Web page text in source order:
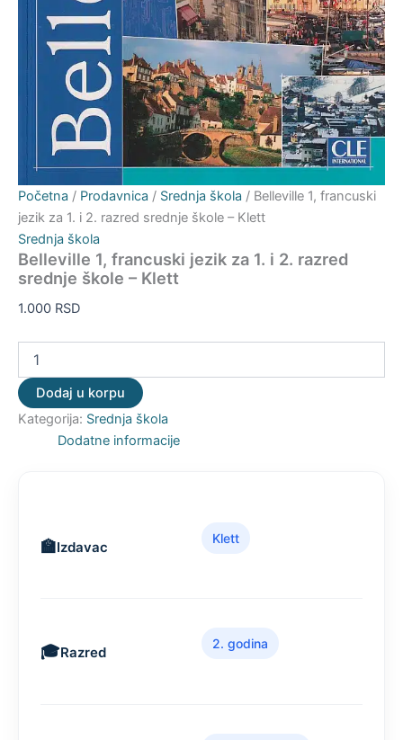
Početna / Prodavnica / Srednja škola / Belleville 1, francuski
jezik za 1. i 2. razred srednje škole – Klett
Srednja škola
Belleville 1, francuski jezik za 1. i 2. razred
srednje škole – Klett
1.000 RSD
Dodaj u korpu
Kategorija: Srednja škola
Dodatne informacije
Izdavac
Klett
Razred
2. godina